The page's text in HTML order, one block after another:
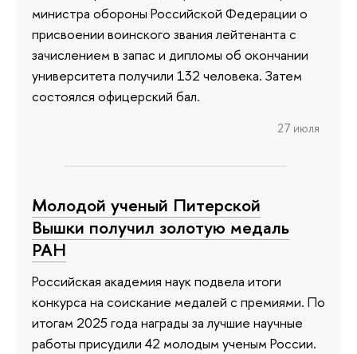
министра обороны Российской Федерации о
присвоении воинского звания лейтенанта с
зачислением в запас и дипломы об окончании
университета получили 132 человека. Затем
состоялся офицерский бал.
27 июля
Молодой ученый Питерской
Вышки получил золотую медаль
РАН
Российская академия наук подвела итоги
конкурса на соискание медалей с премиями. По
итогам 2025 года награды за лучшие научные
работы присудили 42 молодым ученым России.